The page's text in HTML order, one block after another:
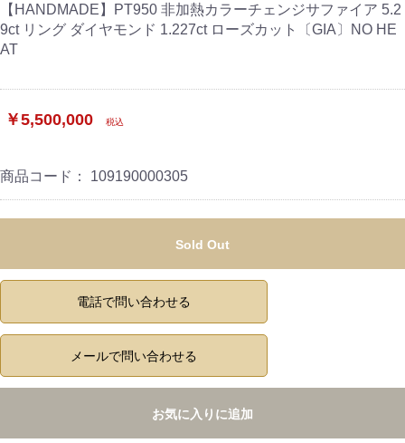
【HANDMADE】PT950 非加熱カラーチェンジサファイア 5.2
9ct リング ダイヤモンド 1.227ct ローズカット〔GIA〕NO HE
AT
￥5,500,000 税込
商品コード： 109190000305
Sold Out
電話で問い合わせる
メールで問い合わせる
お気に入りに追加